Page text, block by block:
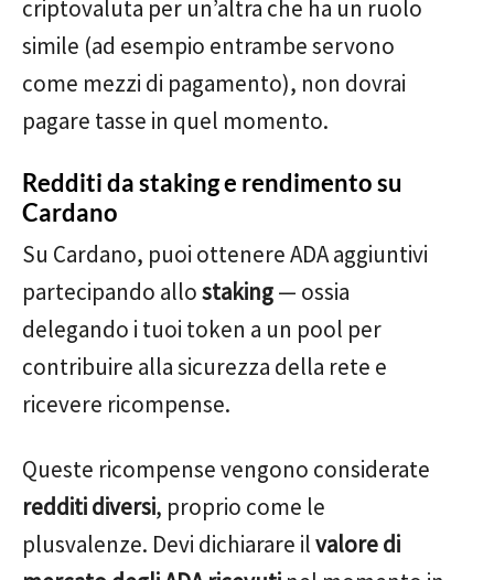
criptovaluta per un’altra che ha un ruolo
simile (ad esempio entrambe servono
come mezzi di pagamento), non dovrai
pagare tasse in quel momento.
Redditi da staking e rendimento su
Cardano
Su Cardano, puoi ottenere ADA aggiuntivi
partecipando allostaking— ossia
delegando i tuoi token a un pool per
contribuire alla sicurezza della rete e
ricevere ricompense.
Queste ricompense vengono considerate
redditi diversi, proprio come le
plusvalenze. Devi dichiarare ilvalore di